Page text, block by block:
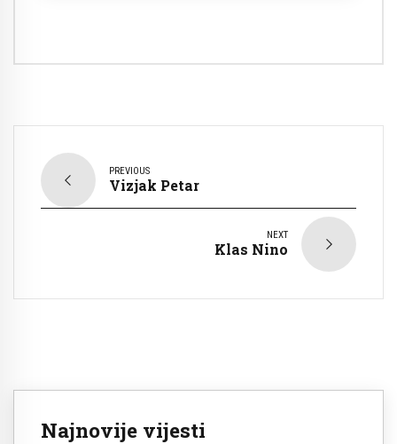
PREVIOUS
Vizjak Petar
NEXT
Klas Nino
Najnovije vijesti